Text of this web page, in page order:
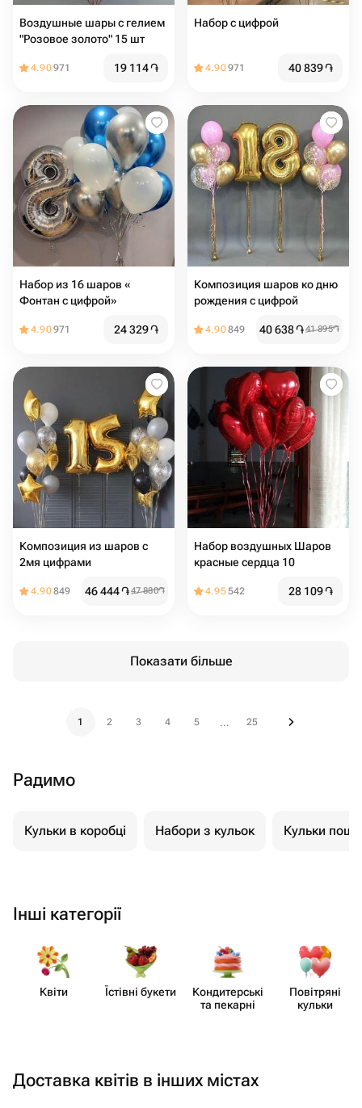
Воздушные шары с гелием
"Розовое золото" 15 шт
4.90971 19 114֏
Набор с цифрой
4.90971 40 839֏
Набор из 16 шаров «
Фонтан с цифрой»
4.90971 24 329֏
Композиция шаров ко дню
рождения с цифрой
4.90849 40 638֏41 895֏
Композиция из шаров с
2мя цифрами
4.90849 46 444֏47 880֏
Набор воздушных Шаров
красные сердца 10
4.95542 28 109֏
Показати більше
1 2 3 4 5 ... 25
Радимо
Кульки в коробці Набори з кульок Кульки
Інші категорії
Квіти Їстівні букети
Кондит​ерські
та пекарні
Повітряні
кульки
Доставка квітів в інших містах